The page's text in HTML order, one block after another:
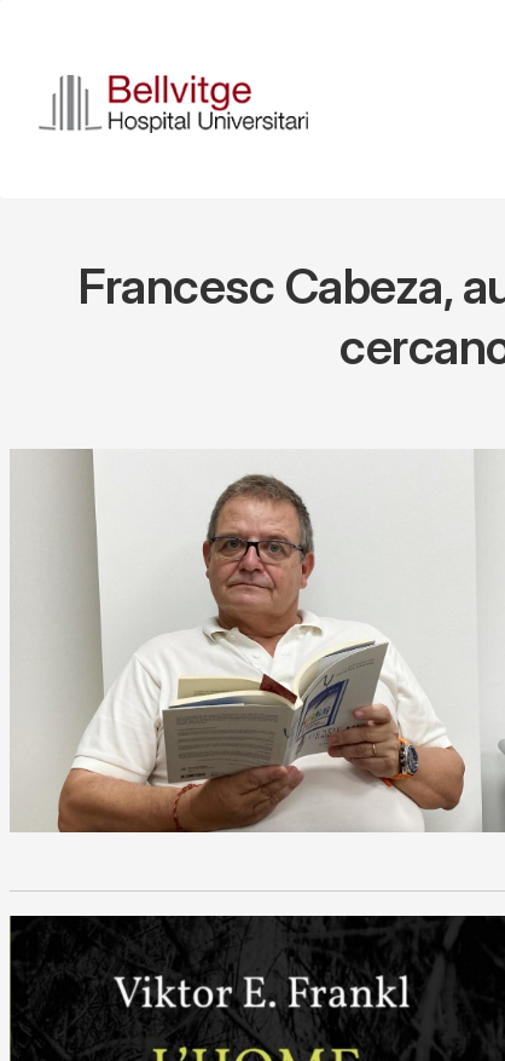
contingut
Francesc Cabeza,